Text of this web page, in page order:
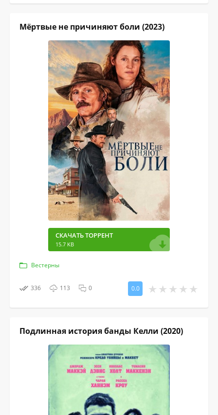
Мёртвые не причиняют боли (2023)
СКАЧАТЬ ТОРРЕНТ
15.7 KB
Вестерны
336 113 0 0.0
Подлинная история банды Келли (2020)